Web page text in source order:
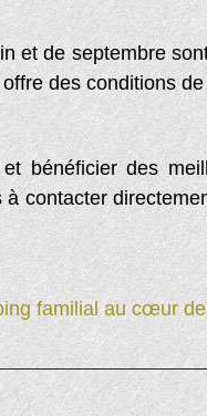
et de septembre
des conditions
bénéficier des
contacter
familial au cœur